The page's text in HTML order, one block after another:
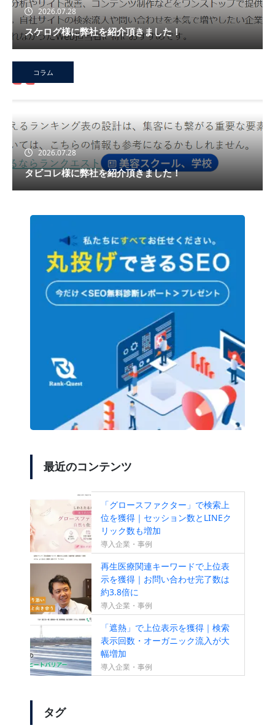
2026.07.28
スケログ様に弊社を紹介頂きました！
コラム
2026.07.28
タビコレ様に弊社を紹介頂きました！
最近のコンテンツ
「グロースファクター」で検索上
位を獲得｜セッション数とLINEク
リック数も増加
導入企業・事例
再生医療関連キーワードで上位表
示を獲得｜お問い合わせ完了数は
約3.8倍に
導入企業・事例
「遮熱」で上位表示を獲得｜検索
表示回数・オーガニック流入が大
幅増加
導入企業・事例
タグ